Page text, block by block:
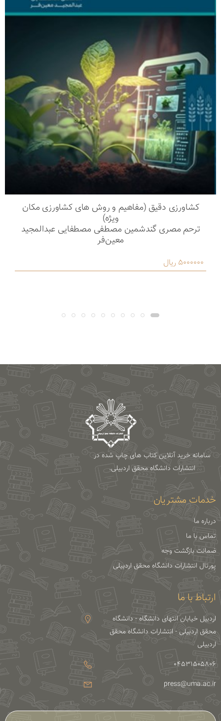
کشاورزی دقیق (مفاهیم و روش های کشاورزی مکان
ویژه)
ترحم مصری گندشمین مصطفی مصطفایی عبدالمجید
معین‌فر
5000000 ریال
سامانه خرید آنلاین کتاب های چاپ شده در
انتشارات دانشگاه محقق اردبیلی.
خدمات مشتریان
درباره ما
تماس با ما
ضمانت بازگشت وجه
پورتال انتشارات دانشگاه محقق اردبیلی
ارتباط با ما
اردبیل خیابان انتهای دانشگاه - دانشگاه
محقق اردبیلی - انتشارات دانشگاه محقق
اردبیلی
04531505806
press@uma.ac.ir